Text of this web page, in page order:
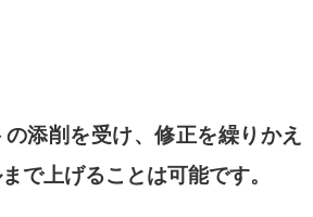
添削を受け、修正を繰りかえ
で上げることは可能です。